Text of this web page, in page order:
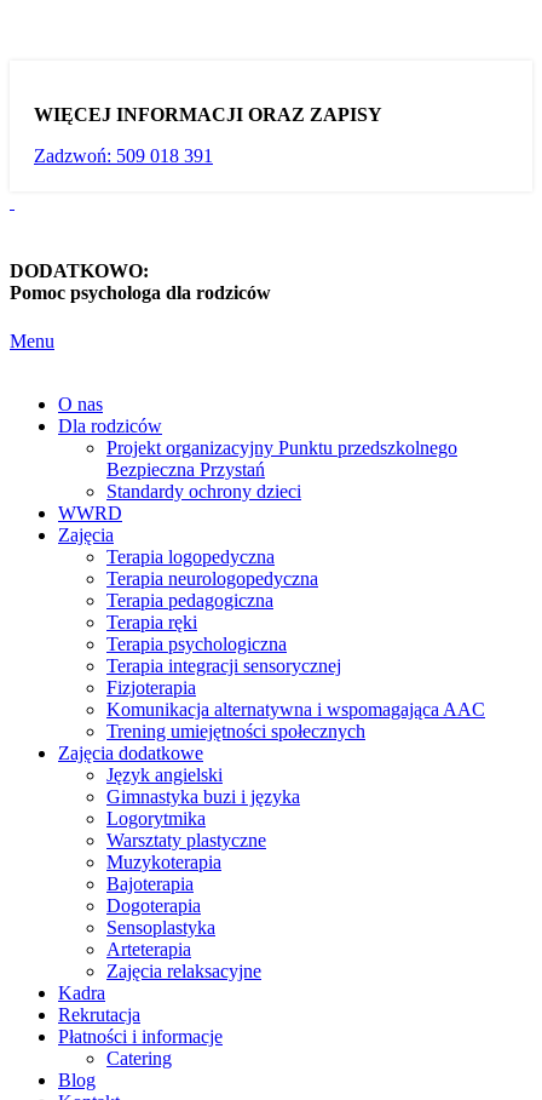
WIĘCEJ INFORMACJI ORAZ ZAPISY
Zadzwoń: 509 018 391
DODATKOWO:
Pomoc psychologa dla rodziców
Menu
O nas
Dla rodziców
Projekt organizacyjny Punktu przedszkolnego
Bezpieczna Przystań
Standardy ochrony dzieci
WWRD
Zajęcia
Terapia logopedyczna
Terapia neurologopedyczna
Terapia pedagogiczna
Terapia ręki
Terapia psychologiczna
Terapia integracji sensorycznej
Fizjoterapia
Komunikacja alternatywna i wspomagająca AAC
Trening umiejętności społecznych
Zajęcia dodatkowe
Język angielski
Gimnastyka buzi i języka
Logorytmika
Warsztaty plastyczne
Muzykoterapia
Bajoterapia
Dogoterapia
Sensoplastyka
Arteterapia
Zajęcia relaksacyjne
Kadra
Rekrutacja
Płatności i informacje
Catering
Blog